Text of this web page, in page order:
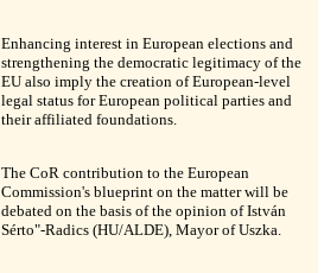
Enhancing interest in European elections and
strengthening the democratic legitimacy of the
EU also imply the creation of European-level
legal status for European political parties and
their affiliated foundations.
The CoR contribution to the European
Commission's blueprint on the matter will be
debated on the basis of the opinion of István
Sérto"-Radics (HU/ALDE), Mayor of Uszka.